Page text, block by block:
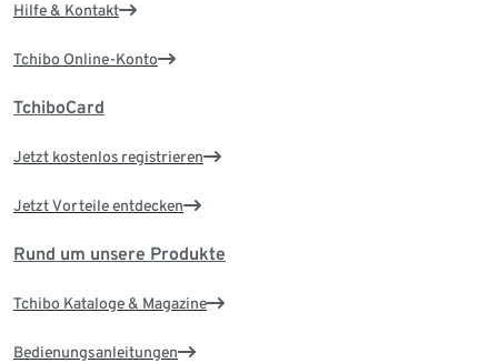
Hilfe & Kontakt
Tchibo Online-Konto
TchiboCard
Jetzt kostenlos registrieren
Jetzt Vorteile entdecken
Rund um unsere Produkte
Tchibo Kataloge & Magazine
Bedienungsanleitungen